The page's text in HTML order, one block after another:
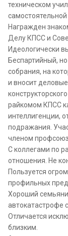
техническом
Награжден
Делу КПСС и
Идеологически
Беспартийный,
собрания, на
и вносит
райкомом КПСС
интеллигенции,
подражания.
членом
С коллегами по
отношения. Не
Пользуется
профильных
Хороший
автокатастрофе
Отличается
близким.